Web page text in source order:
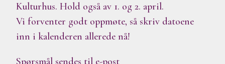
Kulturhus. Hold også av 1. og 2. april.
Vi forventer godt oppmøte, så skriv datoene
inn i kalenderen allerede nå!